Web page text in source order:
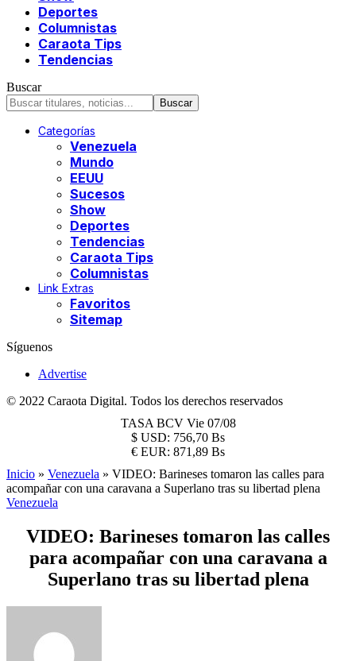
Deportes
Columnistas
Caraota Tips
Tendencias
Buscar
Categorías
Venezuela
Mundo
EEUU
Sucesos
Show
Deportes
Tendencias
Caraota Tips
Columnistas
Link Extras
Favoritos
Sitemap
Síguenos
Advertise
© 2022 Caraota Digital. Todos los derechos reservados
TASA BCV Vie 07/08
$ USD: 756,70 Bs
€ EUR: 871,89 Bs
Inicio » Venezuela » VIDEO: Barineses tomaron las calles para
acompañar con una caravana a Superlano tras su libertad plena
Venezuela
VIDEO: Barineses tomaron las calles
para acompañar con una caravana a
Superlano tras su libertad plena